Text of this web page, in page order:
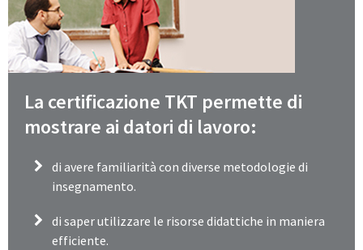
La certificazione TKT permette di
mostrare ai datori di lavoro:
di avere familiarità con diverse metodologie di
insegnamento.
di saper utilizzare le risorse didattiche in maniera
efficiente.